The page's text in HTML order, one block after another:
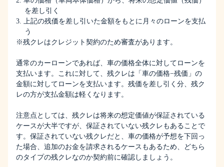
を差し引く
3. 上記の残価を差し引いた金額をもとに月々のローンを支払
う
※残クレはクレジット契約のため審査があります。
通常のカーローンであれば、車の価格全体に対してローンを
支払います。これに対して、残クレは「車の価格−残価」の
金額に対してローンを支払います。残価を差し引く分、残ク
レの方が支払金額は軽くなります。
注意点としては、残クレは将来の想定価値が保証されている
ケースが大半ですが、保証されていない残クレもあることで
す。保証されていない残クレだと、車の価格が予想を下回っ
た場合、追加のお金を請求されるケースもあるため、どちら
のタイプの残クレなのか契約前に確認しましょう。